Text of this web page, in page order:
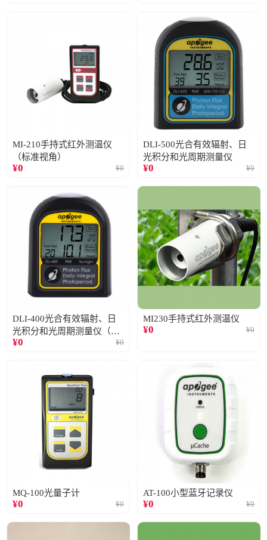
MI-210手持式红外测温仪
（标准视角）
¥0 ¥0
DLI-500光合有效辐射、日
光积分和光周期测量仪
¥0 ¥0
DLI-400光合有效辐射、日
光积分和光周期测量仪（仅
阳光）
¥0 ¥0
MI230手持式红外测温仪
¥0 ¥0
MQ-100光量子计
¥0 ¥0
AT-100小型蓝牙记录仪
¥0 ¥0